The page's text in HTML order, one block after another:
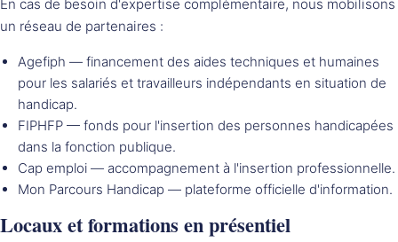
En cas de besoin d'expertise complémentaire, nous mobilisons
un réseau de partenaires :
Agefiph — financement des aides techniques et humaines
pour les salariés et travailleurs indépendants en situation de
handicap.
FIPHFP — fonds pour l'insertion des personnes handicapées
dans la fonction publique.
Cap emploi — accompagnement à l'insertion professionnelle.
Mon Parcours Handicap — plateforme officielle d'information.
Locaux et formations en présentiel